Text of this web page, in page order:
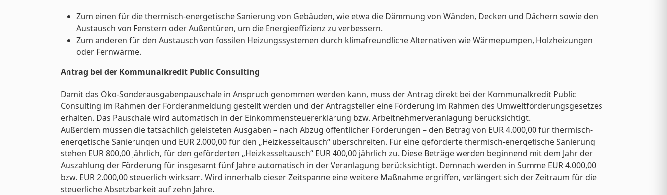
Zum einen für die thermisch-energetische Sanierung von Gebäuden, wie etwa die Dämmung von Wänden, Decken und Dächern sowie den
Austausch von Fenstern oder Außentüren, um die Energieeffizienz zu verbessern.
Zum anderen für den Austausch von fossilen Heizungssystemen durch klimafreundliche Alternativen wie Wärmepumpen, Holzheizungen
oder Fernwärme.
Antrag bei der Kommunalkredit Public Consulting
Damit das Öko-Sonderausgabenpauschale in Anspruch genommen werden kann, muss der Antrag direkt bei der Kommunalkredit Public
Consulting im Rahmen der Förderanmeldung gestellt werden und der Antragsteller eine Förderung im Rahmen des Umweltförderungsgesetzes
erhalten. Das Pauschale wird automatisch in der Einkommensteuererklärung bzw. Arbeitnehmerveranlagung berücksichtigt.
Außerdem müssen die tatsächlich geleisteten Ausgaben – nach Abzug öffentlicher Förderungen – den Betrag von EUR 4.000,00 für thermisch-
energetische Sanierungen und EUR 2.000,00 für den „Heizkesseltausch“ überschreiten. Für eine geförderte thermisch-energetische Sanierung
stehen EUR 800,00 jährlich, für den geförderten „Heizkesseltausch“ EUR 400,00 jährlich zu. Diese Beträge werden beginnend mit dem Jahr der
Auszahlung der Förderung für insgesamt fünf Jahre automatisch in der Veranlagung berücksichtigt. Demnach werden in Summe EUR 4.000,00
bzw. EUR 2.000,00 steuerlich wirksam. Wird innerhalb dieser Zeitspanne eine weitere Maßnahme ergriffen, verlängert sich der Zeitraum für die
steuerliche Absetzbarkeit auf zehn Jahre.